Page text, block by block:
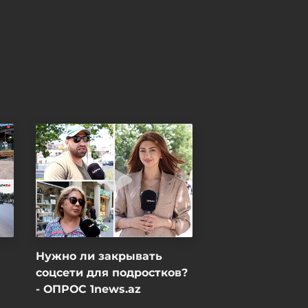
Нужно ли закрывать
соцсети для подростков?
- ОПРОС 1news.az